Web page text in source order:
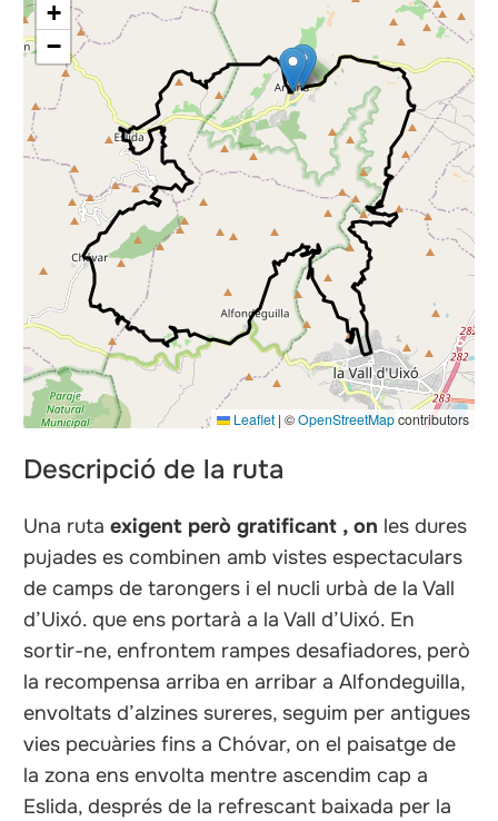
+
−
Leaflet | ©OpenStreetMapcontributors
Descripció de la ruta
Una rutaexigent però gratificant , on les dures
pujades es combinen amb vistes espectaculars
de camps de tarongers i el nucli urbà de la Vall
d’Uixó. que ens portarà a la Vall d’Uixó. En
sortir-ne, enfrontem rampes desafiadores, però
la recompensa arriba en arribar a Alfondeguilla,
envoltats d’alzines sureres, seguim per antigues
vies pecuàries fins a Chóvar, on el paisatge de
la zona ens envolta mentre ascendim cap a
Eslida, després de la refrescant baixada per la